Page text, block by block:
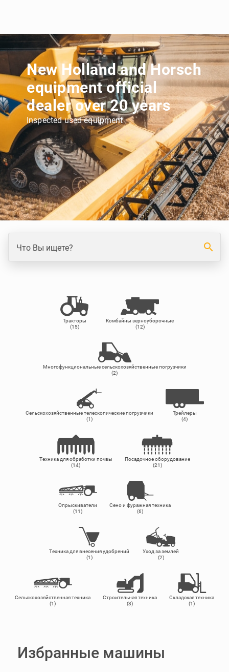
New Holland and Horsch
equipment official
dealer over 20 years
Inspected used equipment
Что Вы ищете? search
Тракторы
(15)
Комбайны зерноуборочные
(12)
Многофункциональные сельскохозяйственные погрузчики
(2)
Сельскохозяйственные телескопические погрузчики
(1)
Трейлеры
(4)
Техника для обработки почвы
(14)
Посадочное оборудование
(21)
Опрыскиватели
(11)
Сено и фуражная техника
(6)
Техника для внесения удобрений
(1)
Уход за землей
(2)
Сельскохозяйственная техника
(1)
Строительная техника
(3)
Складская техника
(1)
Избранные машины